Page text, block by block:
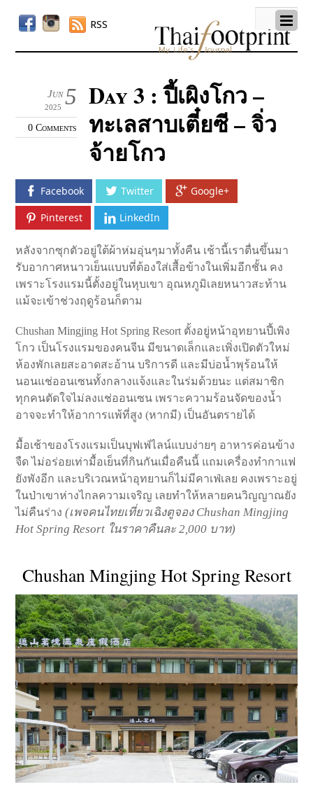
RSS
5
Jun
2025
0 Comments
Day 3 : ปี้เผิงโกว –
ทะเลสาบเตี๋ยซี – จิ่ว
จ้ายโกว
Facebook Twitter Google+
Pinterest LinkedIn
หลังจากซุกตัวอยู่ใต้ผ้าห่มอุ่นๆมาทั้งคืน เช้านี้เราตื่นขึ้นมา
รับอากาศหนาวเย็นแบบที่ต้องใส่เสื้อข้างในเพิ่มอีกชั้น คง
เพราะโรงแรมนี้ตั้งอยู่ในหุบเขา อุณหภูมิเลยหนาวสะท้าน
แม้จะเข้าช่วงฤดูร้อนก็ตาม
Chushan Mingjing Hot Spring Resort ตั้งอยู่หน้าอุทยานปี้เพิง
โกว เป็นโรงแรมของคนจีน มีขนาดเล็กและเพิ่งเปิดตัวใหม่
ห้องพักเลยสะอาดสะอ้าน บริการดี และมีบ่อน้ำพุร้อนให้
นอนแช่ออนเซนทั้งกลางแจ้งและในร่มด้วยนะ แต่สมาชิก
ทุกคนตัดใจไม่ลงแช่ออนเซน เพราะความร้อนจัดของน้ำ
อาจจะทำให้อาการแพ้ที่สูง (หากมี) เป็นอันตรายได้
มื้อเช้าของโรงแรมเป็นบุฟเฟ่ไลน์แบบง่ายๆ อาหารค่อนข้าง
จืด ไม่อร่อยเท่ามื้อเย็นที่กินกันเมื่อคืนนี้ แถมเครื่องทำกาแฟ
ยังพังอีก และบริเวณหน้าอุทยานก็ไม่มีคาเฟ่เลย คงเพราะอยู่
ในป่าเขาห่างไกลความเจริญ เลยทำให้หลายคนวิญญาณยัง
ไม่คืนร่าง(เพจคนไทยเที่ยวเฉิงตูจอง Chushan Mingjing
Hot Spring Resort ในราคาคืนละ 2,000 บาท)
Chushan Mingjing Hot Spring Resort